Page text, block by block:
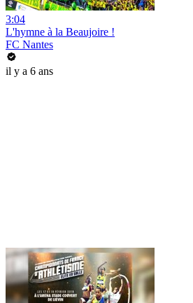
3:04
L'hymne à la Beaujoire !
FC Nantes
il y a 6 ans